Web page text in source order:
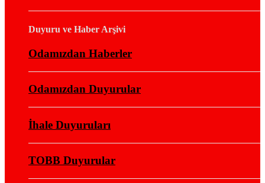
Duyuru ve Haber Arşivi
Odamızdan Haberler
Odamızdan Duyurular
İhale Duyuruları
TOBB Duyurular